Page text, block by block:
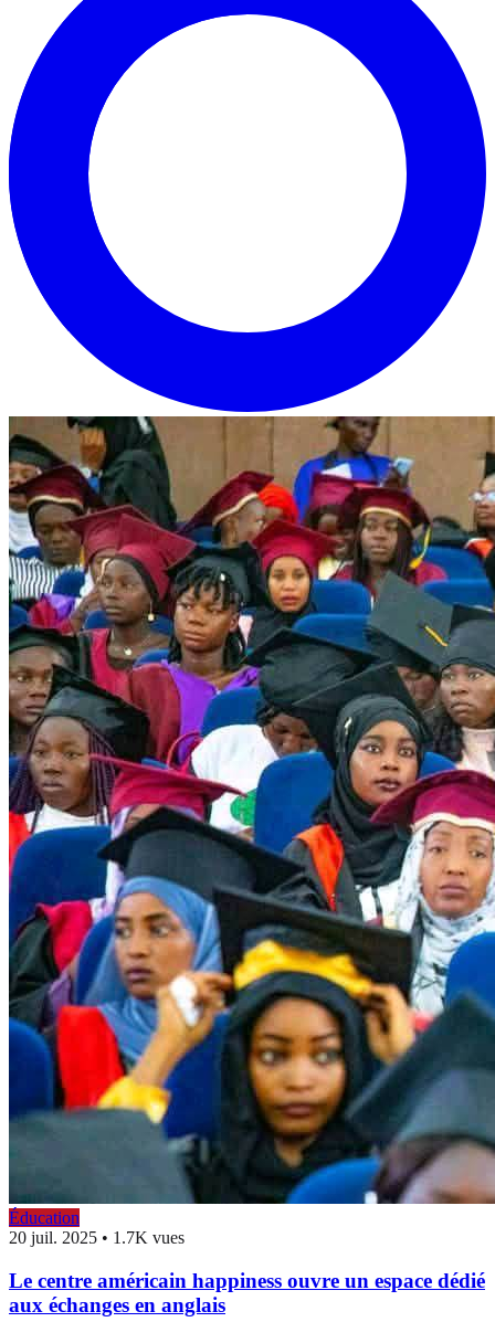
Éducation
20 juil. 2025 • 1.7K vues
Le centre américain happiness ouvre un espace dédié
aux échanges en anglais